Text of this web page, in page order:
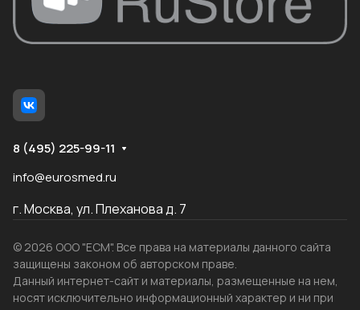
8 (495) 225-99-11
info@eurosmed.ru
г. Москва, ул. Плеханова д. 7
© 2026 ООО "ЕСМ". Все права на материалы данного сайта
защищены законом об авторском праве.
Данный интернет-сайт и материалы, размещенные на нем,
носят исключительно информационный характер и ни при